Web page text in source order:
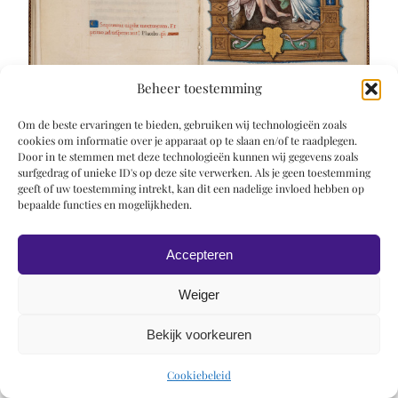
Beheer toestemming
Om de beste ervaringen te bieden, gebruiken wij technologieën zoals
cookies om informatie over je apparaat op te slaan en/of te raadplegen.
Door in te stemmen met deze technologieën kunnen wij gegevens zoals
surfgedrag of unieke ID's op deze site verwerken. Als je geen toestemming
geeft of uw toestemming intrekt, kan dit een nadelige invloed hebben op
bepaalde functies en mogelijkheden.
Accepteren
Weiger
Bekijk voorkeuren
Cookiebeleid